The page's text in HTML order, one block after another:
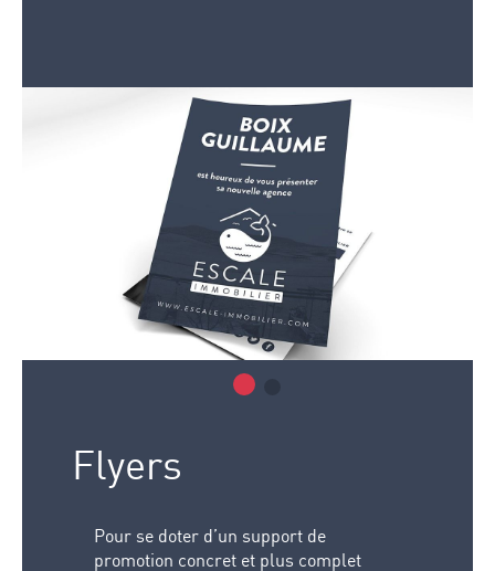
Flyers
Pour se doter d’un support de
promotion concret et plus complet